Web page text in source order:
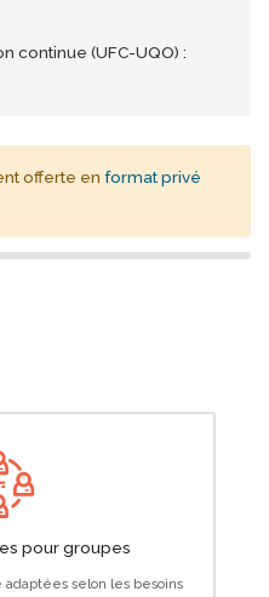
continue (UFC-UQO) :
offerte en format privé
pour groupes
selon les besoins